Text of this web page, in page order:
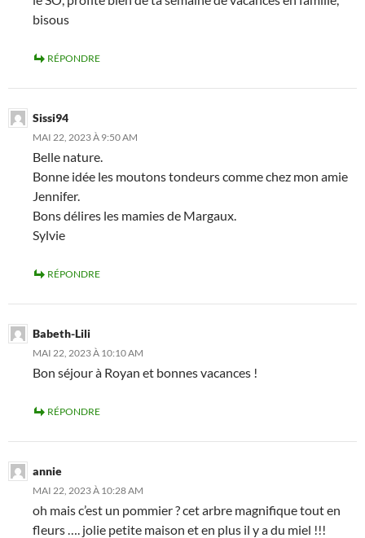
bisous
RÉPONDRE
Sissi94
MAI 22, 2023 À 9:50 AM
Belle nature.
Bonne idée les moutons tondeurs comme chez mon amie
Jennifer.
Bons délires les mamies de Margaux.
Sylvie
RÉPONDRE
Babeth-Lili
MAI 22, 2023 À 10:10 AM
Bon séjour à Royan et bonnes vacances !
RÉPONDRE
annie
MAI 22, 2023 À 10:28 AM
oh mais c’est un pommier ? cet arbre magnifique tout en
fleurs …. jolie petite maison et en plus il y a du miel !!!